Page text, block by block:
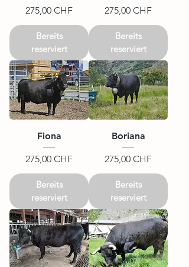
Preis
275,00 CHF
Bereits
reserviert
Preis
275,00 CHF
Bereits
reserviert
Fiona
Preis
275,00 CHF
Bereits
reserviert
Boriana
Preis
275,00 CHF
Bereits
reserviert